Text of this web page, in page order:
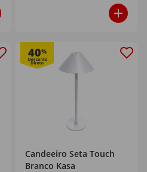
40%
Candeeiro Seta Touch
Branco Kasa